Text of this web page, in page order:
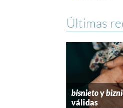
Últimas
bisnietoy
válidas